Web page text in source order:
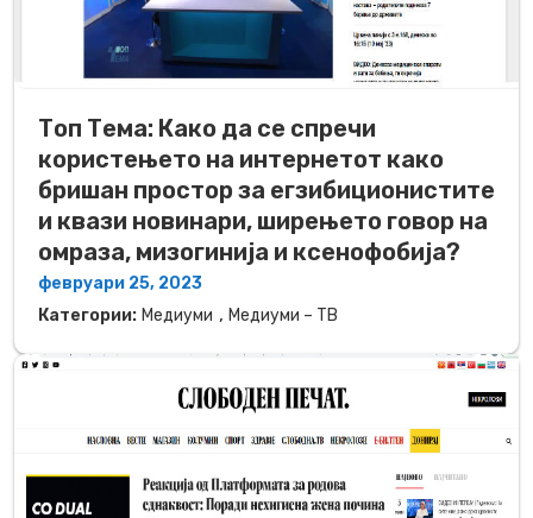
Топ Тема: Како да се спречи
користењето на интернетот како
бришан простор за егзибиционистите
и квази новинари, ширењето говор на
омраза, мизогинија и ксенофобија?
февруари 25, 2023
Категории: Медиуми , Медиуми – ТВ